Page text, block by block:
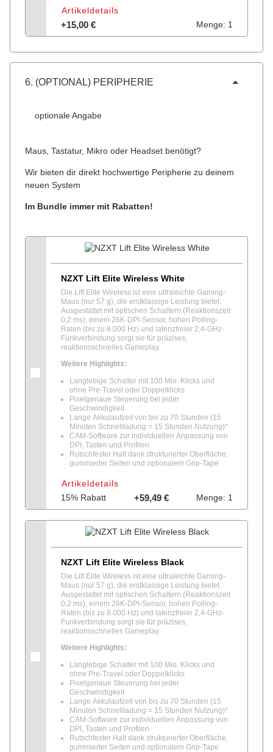
Artikeldetails
+15,00 € Menge: 1
6. (OPTIONAL) PERIPHERIE
optionale Angabe
Maus, Tastatur, Mikro oder Headset benötigt?
Wir bieten dir direkt hochwertige Peripherie zu deinem
neuen System
Im Bundle immer mit Rabatten!
NZXT Lift Elite Wireless White
Die Lift Elite Wireless ist eine ultraleichte Gaming-
Maus (nur 57 g), die erstklassige Leistung bietet.
Ausgestattet mit optischen Schaltern (Reaktionszeit
0,2 ms), einem 26K-DPI-Sensor, hohen Polling-
Raten (bis zu 8.000 Hz) und latenzfreier 2,4-GHz-
Funkverbindung sorgt sie für präzises,
reaktionsschnelles Gameplay.
Weitere Highlights:
Langlebige Schalter mit 100 Mio. Klicks und
ohne Pre-Travel oder Doppelklicks
Pixelgenaue Steuerung bei jeder
Geschwindigkeit
Lange Akkulaufzeit von bis zu 70 Stunden (15
Minuten Schnellladung = 15 Stunden Nutzung)*
CAM-Software zur individuellen Anpassung von
DPI, Tasten und Profilen
Rutschfester Halt dank strukturierter Oberfläche,
gummierter Seiten und optionalem Grip-Tape
Artikeldetails
15% Rabatt
+59,49 € Menge: 1
NZXT Lift Elite Wireless Black
Die Lift Elite Wireless ist eine ultraleichte Gaming-
Maus (nur 57 g), die erstklassige Leistung bietet.
Ausgestattet mit optischen Schaltern (Reaktionszeit
0,2 ms), einem 26K-DPI-Sensor, hohen Polling-
Raten (bis zu 8.000 Hz) und latenzfreier 2,4-GHz-
Funkverbindung sorgt sie für präzises,
reaktionsschnelles Gameplay.
Weitere Highlights:
Langlebige Schalter mit 100 Mio. Klicks und
ohne Pre-Travel oder Doppelklicks
Pixelgenaue Steuerung bei jeder
Geschwindigkeit
Lange Akkulaufzeit von bis zu 70 Stunden (15
Minuten Schnellladung = 15 Stunden Nutzung)*
CAM-Software zur individuellen Anpassung von
DPI, Tasten und Profilen
Rutschfester Halt dank strukturierter Oberfläche,
gummierter Seiten und optionalem Grip-Tape